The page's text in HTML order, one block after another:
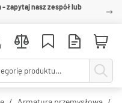
zapytaj nasz zespół lub